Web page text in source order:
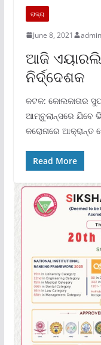
ରାଜ୍ୟ
June 8, 2021 admin
ଆଜି
ନିର୍ଦ୍ଦେଶକ
କଟକ: କୋଲକାତାର
ଆମ୍ବୁଲାନ୍ସରେ ଯିବେ
କରୋନାରେ
Read More